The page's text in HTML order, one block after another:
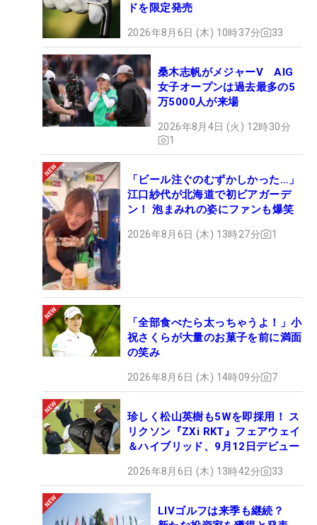
ドを限定発売
2026年8月6日 (木) 10時37分 33
桑木志帆がメジャーV AIG
女子オープンは過去最多の5
万5000人が来場
2026年8月4日 (火) 12時30分
1
「ビール注ぐのむずかしかった…」
江口紗代が北海道で初ビアガーデ
ン！ 泡まみれの姿にファンも爆笑
2026年8月6日 (木) 13時27分 1
「全部食べたら太っちゃうよ！」小
祝さくらが大量のお菓子を前に満面
の笑み
2026年8月6日 (木) 14時09分 7
珍しく松山英樹も5Wを即採用！ ス
リクソン『ZXi RKT』フェアウェイ
＆ハイブリッド、9月12日デビュー
2026年8月6日 (木) 13時42分 33
LIVゴルフは来季も継続？